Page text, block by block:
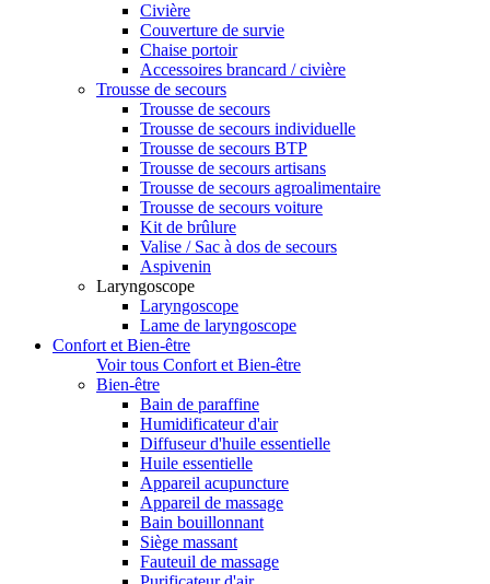
Civière
Couverture de survie
Chaise portoir
Accessoires brancard / civière
Trousse de secours
Trousse de secours
Trousse de secours individuelle
Trousse de secours BTP
Trousse de secours artisans
Trousse de secours agroalimentaire
Trousse de secours voiture
Kit de brûlure
Valise / Sac à dos de secours
Aspivenin
Laryngoscope
Laryngoscope
Lame de laryngoscope
Confort et Bien-être
Voir tous Confort et Bien-être
Bien-être
Bain de paraffine
Humidificateur d'air
Diffuseur d'huile essentielle
Huile essentielle
Appareil acupuncture
Appareil de massage
Bain bouillonnant
Siège massant
Fauteuil de massage